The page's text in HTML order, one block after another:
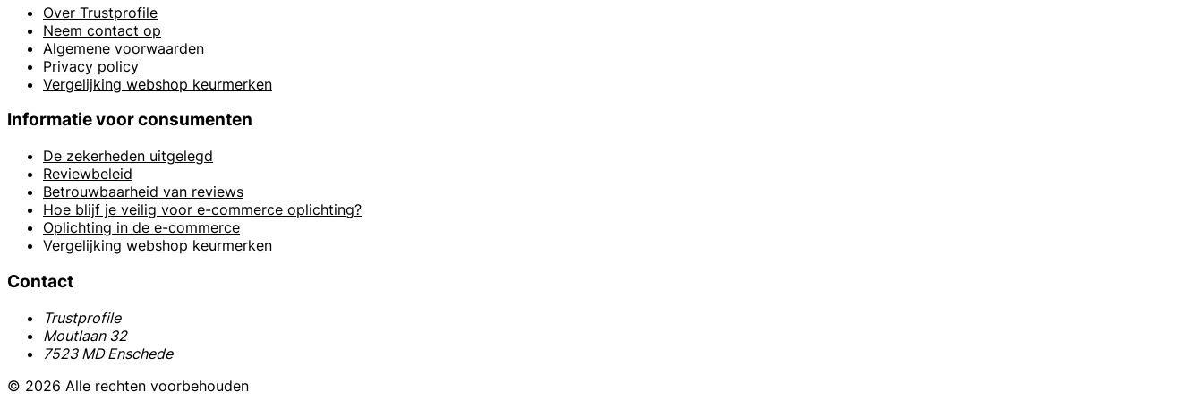
Over Trustprofile
Neem contact op
Algemene voorwaarden
Privacy policy
Vergelijking webshop keurmerken
Informatie voor consumenten
De zekerheden uitgelegd
Reviewbeleid
Betrouwbaarheid van reviews
Hoe blijf je veilig voor e-commerce oplichting?
Oplichting in de e-commerce
Vergelijking webshop keurmerken
Contact
Trustprofile
Moutlaan 32
7523 MD Enschede
© 2026 Alle rechten voorbehouden